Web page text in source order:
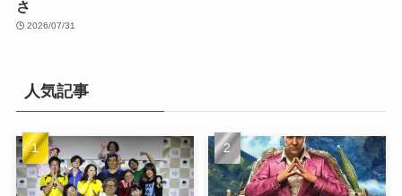
さ
2026/07/31
人気記事